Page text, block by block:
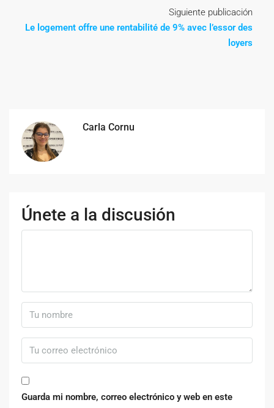
Siguiente publicación
Le logement offre une rentabilité de 9% avec l’essor des
loyers
Carla Cornu
Únete a la discusión
Guarda mi nombre, correo electrónico y web en este